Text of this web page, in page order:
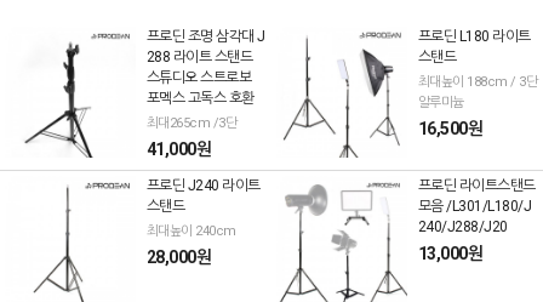
프로딘 조명 삼각대 J
288 라이트 스탠드
스튜디오 스트로보
포멕스 고독스 호환
최대265cm /3단
41,000원
프로딘 L180 라이트
스탠드
최대높이 188cm / 3단
알루미늄
16,500원
프로딘 J240 라이트
스탠드
최대높이 240cm
28,000원
프로딘 라이트스탠드
모음 /L301/L180/J
240/J288/J20
13,000원